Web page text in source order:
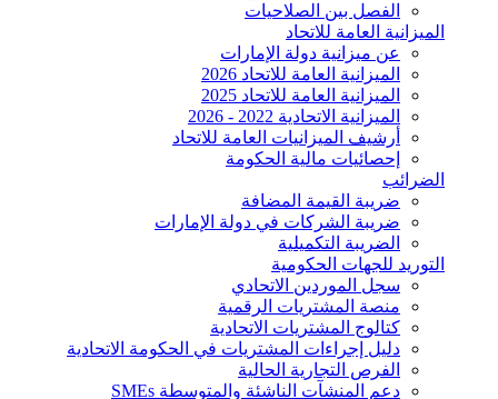
الفصل بين الصلاحيات
الميزانية العامة للاتحاد
عن ميزانية دولة الإمارات
الميزانية العامة للاتحاد 2026
الميزانية العامة للاتحاد 2025
الميزانية الاتحادية 2022 - 2026
أرشيف الميزانيات العامة للاتحاد
إحصائيات مالية الحكومة
الضرائب
ضريبة القيمة المضافة
ضريبة الشركات في دولة الإمارات
الضريبة التكميلية
التوريد للجهات الحكومية
سجل الموردين الاتحادي
منصة المشتريات الرقمية
كتالوج المشتريات الاتحادية
دليل إجراءات المشتريات في الحكومة الاتحادية
الفرص التجارية الحالية
دعم المنشآت الناشئة والمتوسطة SMEs